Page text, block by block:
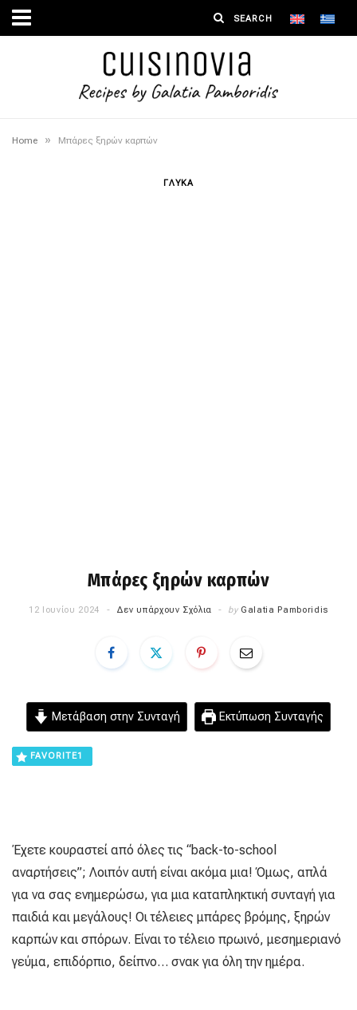
Home » Mπάρες ξηρών καρπών
ΓΛΥΚΑ
Mπάρες ξηρών καρπών
12 Ιουνίου 2024 Δεν υπάρχουν Σχόλια by Galatia Pamboridis
Μετάβαση στην Συνταγή Εκτύπωση Συνταγής
FAVORITE1
Έχετε κουραστεί από όλες τις “back-to-school
αναρτήσεις”; Λοιπόν αυτή είναι ακόμα μια! Όμως, απλά
για να σας ενημερώσω, για μια καταπληκτική συνταγή για
παιδιά και μεγάλους! Οι τέλειες μπάρες βρόμης, ξηρών
καρπών και σπόρων. Είναι το τέλειο πρωινό, μεσημεριανό
γεύμα, επιδόρπιο, δείπνο… σνακ για όλη την ημέρα.